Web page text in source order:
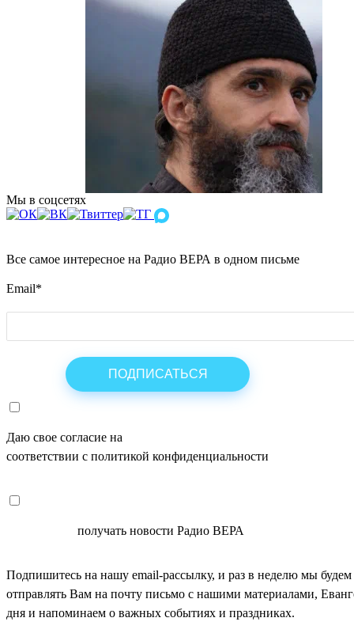
Мы в соцсетях
Все самое интересное на Радио ВЕРА в одном письме
Email*
Даю свое согласие на
соответствии с политикой конфиденциальности
получать новости Радио ВЕРА
Подпишитесь на нашу email-рассылку, и раз в неделю мы будем
отправлять Вам на почту письмо с нашими материалами,
дня и напоминаем о важных событиях и праздниках.